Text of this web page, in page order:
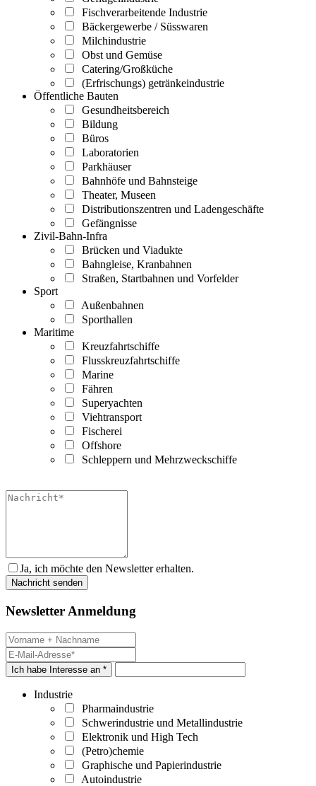
Fischverarbeitende Industrie
Bäckergewerbe / Süsswaren
Milchindustrie
Obst und Gemüse
Catering/Großküche
(Erfrischungs) getränkeindustrie
Öffentliche Bauten
Gesundheitsbereich
Bildung
Büros
Laboratorien
Parkhäuser
Bahnhöfe und Bahnsteige
Theater, Museen
Distributionszentren und Ladengeschäfte
Gefängnisse
Zivil-Bahn-Infra
Brücken und Viadukte
Bahngleise, Kranbahnen
Straßen, Startbahnen und Vorfelder
Sport
Außenbahnen
Sporthallen
Maritime
Kreuzfahrtschiffe
Flusskreuzfahrtschiffe
Marine
Fähren
Superyachten
Viehtransport
Fischerei
Offshore
Schleppern und Mehrzweckschiffe
Ja, ich möchte den Newsletter erhalten.
Newsletter Anmeldung
Ich habe Interesse an *
Industrie
Pharmaindustrie
Schwerindustrie und Metallindustrie
Elektronik und High Tech
(Petro)chemie
Graphische und Papierindustrie
Autoindustrie